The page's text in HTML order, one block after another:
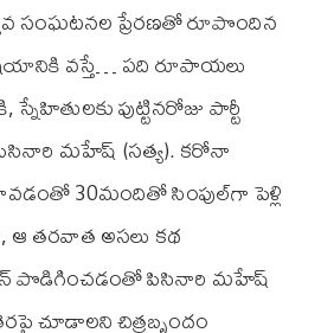
సంఘటనల ప్రేరణతో రూపొందిన
వస్తే… పది రూపాయలు
పుట్టినరోజు పార్టీ
మహేష్ (సత్య). కరోనా
30మందితో సింపుల్‌గా పెళ్లి
ఆ తరవాత అసలు కథ
పొడిగించడంతో పిసినారి మహేష్
చూడాలని చిత్రబృందం